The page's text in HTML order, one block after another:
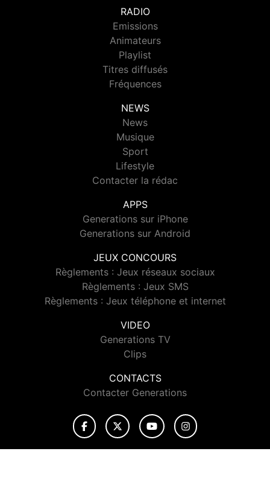
RADIO
Emissions
Animateurs
Playlist
Titres diffusés
Fréquences
NEWS
News
Musique
Sport
Lifestyle
Contacter la rédac
APPS
Generations sur iPhone
Generations sur Android
JEUX CONCOURS
Règlements : Jeux réseaux sociaux
Règlements : Jeux SMS
Règlements : Jeux téléphone et internet
VIDEO
Generations TV
Clips
CONTACTS
Contacter Generations